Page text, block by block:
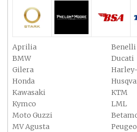
Aprilia
Benelli
BMW
Ducati
Gilera
Honda
Kawasaki
KTM
Kymco
LML
Moto Guzzi
MV Agusta